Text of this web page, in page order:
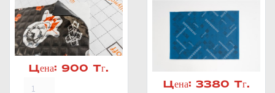
Цена: 900 Тг.
Цена: 3380 Тг.